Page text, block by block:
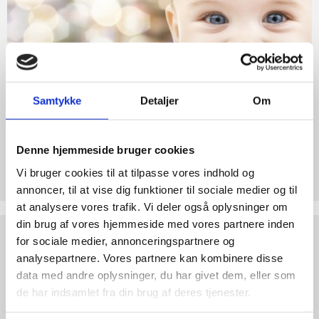
Samtykke Detaljer Om
Denne hjemmeside bruger cookies
Vi bruger cookies til at tilpasse vores indhold og
annoncer, til at vise dig funktioner til sociale medier og til
at analysere vores trafik. Vi deler også oplysninger om
din brug af vores hjemmeside med vores partnere inden
for sociale medier, annonceringspartnere og
analysepartnere. Vores partnere kan kombinere disse
data med andre oplysninger, du har givet dem, eller som
de har indsamlet fra din brug af deres tjenester.
abort
2.7:
Pro
Life
2.8:
Nyhedsbrev
Nyheder
til
Liv
Hjertelig tak for ethvert bidrag til Retten til Liv
Test
dine
argumenter